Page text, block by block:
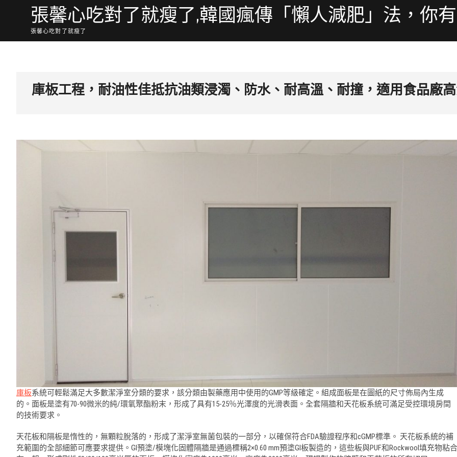
張馨心吃對了就瘦了,韓國瘋傳「懶人減肥」法，你
張馨心吃對了就瘦了
庫板工程，耐油性佳抵抗油類浸濁、防水、耐高溫、耐撞，適用食品廠
庫板系統可輕鬆滿足大多數潔淨室分類的要求，該分類由製藥應用中使用的GMP等級確定。組成面板是在圖紙的尺寸佈局內生成
的。面板是塗有70-90微米的純/環氧聚酯粉末，形成了具有15-25％光澤度的光滑表面。全套隔牆和天花板系統可滿足受控環境房間
的技術要求。
天花板和隔板是惰性的，無顆粒脫落的，形成了潔淨室無菌包裝的一部分，以確保符合FDA驗證程序和cGMP標準。 天花板系統的補
充範圍的全部細節可應要求提供。GI預塗/模塊化固體隔牆是通過標稱2×0.60 mm預塗GI板製造的，這些板與PUF和Rockwool填充物粘合